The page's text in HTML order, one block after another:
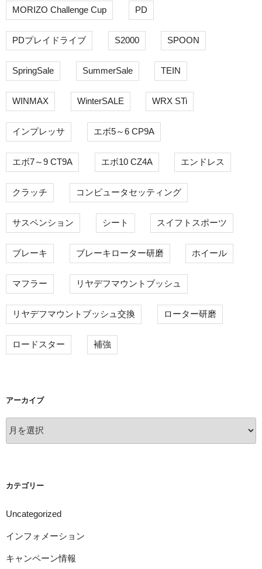
MORIZO Challenge Cup PD
PDプレイドライブ S2000 SPOON
SpringSale SummerSale TEIN
WINMAX WinterSALE WRX STi
インプレッサ エボ5～6 CP9A
エボ7～9 CT9A エボ10 CZ4A エンドレス
クラッチ コンピュータセッティング
サスペンション シート スイフトスポーツ
ブレーキ ブレーキローター研磨 ホイール
マフラー リヤデフマウントブッシュ
リヤデフマウントブッシュ交換 ローター研磨
ロードスター 補強
アーカイブ
ー
カテゴリー
Uncategorized
インフォメーション
キャンペーン情報